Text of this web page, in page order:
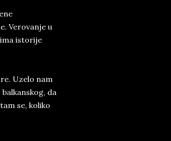
Verovanje u
istorije
Uzelo nam
da
se, koliko